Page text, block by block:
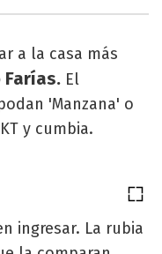
a la casa más
Farías. El
'Manzana' o
y cumbia.
ingresar. La rubia